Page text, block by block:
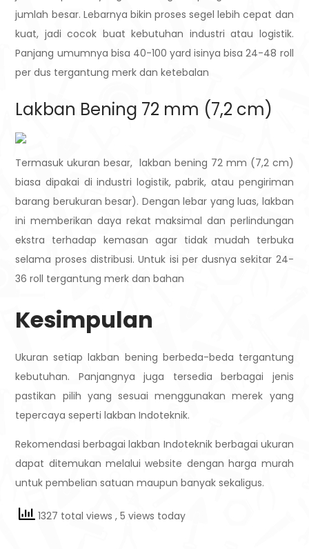
jumlah besar. Lebarnya bikin proses segel lebih cepat dan
kuat, jadi cocok buat kebutuhan industri atau logistik.
Panjang umumnya bisa 40-100 yard isinya bisa 24-48 roll
per dus tergantung merk dan ketebalan
Lakban Bening 72 mm (7,2 cm)
Termasuk ukuran besar, lakban bening 72 mm (7,2 cm)
biasa dipakai di industri logistik, pabrik, atau pengiriman
barang berukuran besar). Dengan lebar yang luas, lakban
ini memberikan daya rekat maksimal dan perlindungan
ekstra terhadap kemasan agar tidak mudah terbuka
selama proses distribusi. Untuk isi per dusnya sekitar 24-
36 roll tergantung merk dan bahan
Kesimpulan
Ukuran setiap lakban bening berbeda-beda tergantung
kebutuhan. Panjangnya juga tersedia berbagai jenis
pastikan pilih yang sesuai menggunakan merek yang
tepercaya seperti lakban Indoteknik.
Rekomendasi berbagai lakban Indoteknik berbagai ukuran
dapat ditemukan melalui website dengan harga murah
untuk pembelian satuan maupun banyak sekaligus.
1327 total views, 5 views today